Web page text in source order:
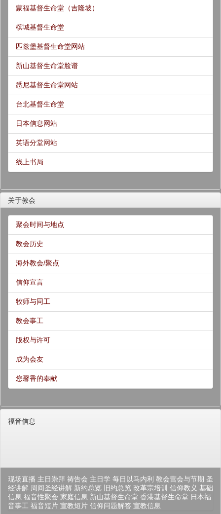
蒙福基督生命堂（吉隆坡）
槟城基督生命堂
匹兹堡基督生命堂网站
新山基督生命堂脸谱
悉尼基督生命堂网站
台北基督生命堂
日本信息网站
英语分堂网站
线上书局
关于教会
聚会时间与地点
教会历史
海外教会/聚点
信仰宣言
牧师与同工
教会事工
版权与许可
成为会友
您馨香的奉献
福音信息
现场直播 主日崇拜 祷告会 主日学 每日以马内利 教会营会与节期 圣
经讲解 周间圣经讲解 新约总览 旧约总览 改革宗培训 信仰教义 基础
信息 福音性聚会 家庭信息 新山基督生命堂 香港基督生命堂 日本福
音事工 福音短片 宣教短片 信仰问题解答 宣教信息